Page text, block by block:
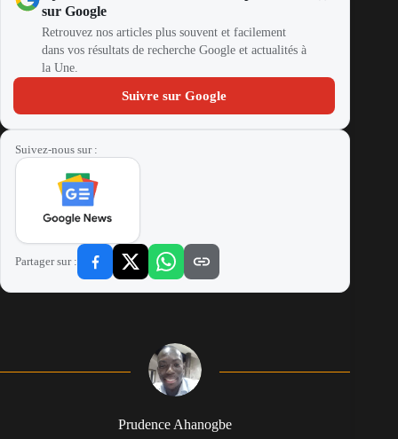
sur Google
Retrouvez nos articles plus souvent et facilement
dans vos résultats de recherche Google et actualités à
la Une.
Suivre sur Google
Suivez-nous sur :
Partager sur :
Prudence Ahanogbe